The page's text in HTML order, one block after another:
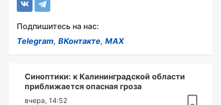
Подпишитесь на нас:
Telegram, ВКонтакте, MAX
Синоптики: к Калининградской области
приближается опасная гроза
вчера, 14:52